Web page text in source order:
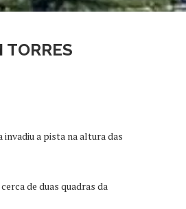
TORRES
a pista na altura das
de duas quadras da